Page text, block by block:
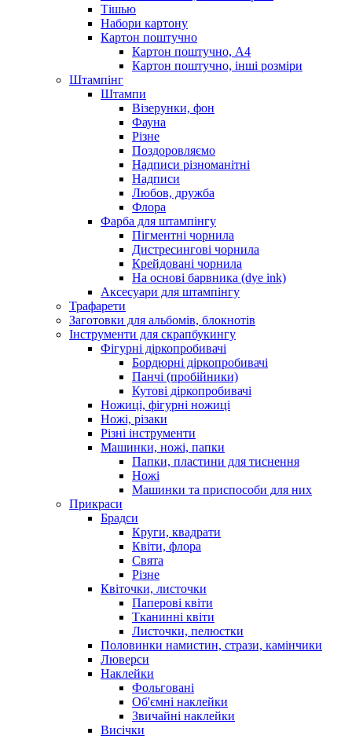
Тішью
Набори картону
Картон поштучно
Картон поштучно, А4
Картон поштучно, інші розміри
Штампінг
Штампи
Візерунки, фон
Фауна
Різне
Поздоровляємо
Надписи різноманітні
Надписи
Любов, дружба
Флора
Фарба для штампінгу
Пігментні чорнила
Дистресингові чорнила
Крейдовані чорнила
На основі барвника (dye ink)
Аксесуари для штампінгу
Трафарети
Заготовки для альбомів, блокнотів
Інструменти для скрапбукингу
Фігурні діркопробивачі
Бордюрні діркопробивачі
Панчі (пробійники)
Кутові діркопробивачі
Ножиці, фігурні ножиці
Ножі, різаки
Різні інструменти
Машинки, ножі, папки
Папки, пластини для тиснення
Ножі
Машинки та приспособи для них
Прикраси
Брадси
Круги, квадрати
Квіти, флора
Свята
Різне
Квіточки, листочки
Паперові квіти
Тканинні квіти
Листочки, пелюстки
Половинки намистин, стрази, камінчики
Люверси
Наклейки
Фольговані
Об'ємні наклейки
Звичайні наклейки
Висічки